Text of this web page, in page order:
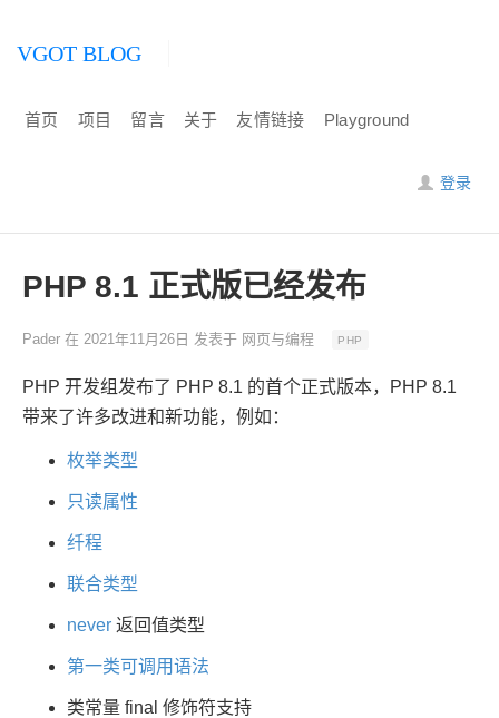
VGOT BLOG
首页 项目 留言 关于 友情链接 Playground
登录
PHP 8.1 正式版已经发布
Pader 在 2021年11月26日 发表于 网页与编程 PHP
PHP 开发组发布了 PHP 8.1 的首个正式版本，PHP 8.1
带来了许多改进和新功能，例如：
枚举类型
只读属性
纤程
联合类型
never 返回值类型
第一类可调用语法
类常量 final 修饰符支持